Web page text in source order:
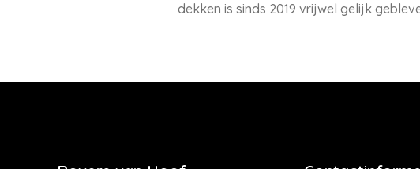
dekken is sinds 2019 vrijwel gelijk